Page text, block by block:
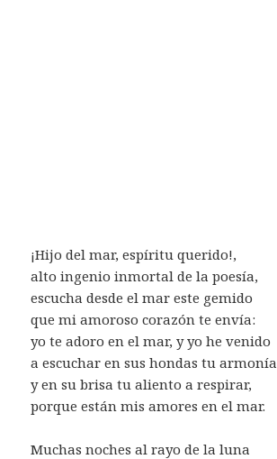
¡Hijo del mar, espíritu querido!,
alto ingenio inmortal de la poesía,
escucha desde el mar este gemido
que mi amoroso corazón te envía:
yo te adoro en el mar, y yo he venido
a escuchar en sus hondas tu armonía
y en su brisa tu aliento a respirar,
porque están mis amores en el mar.
Muchas noches al rayo de la luna